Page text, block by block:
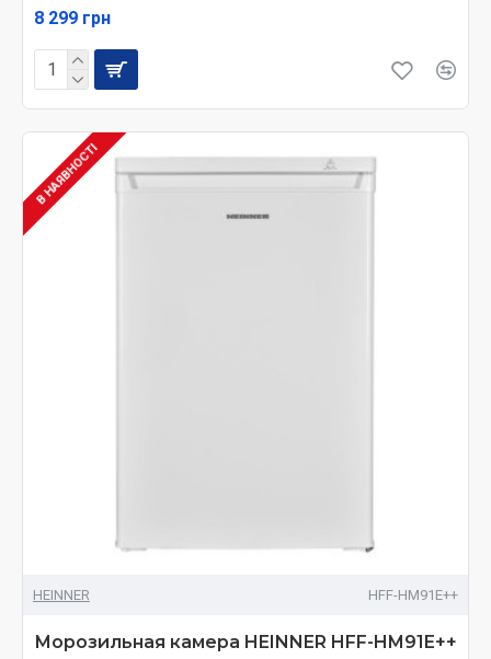
8 299 грн
В НАЯВНОСТІ
HEINNER HFF-HM91E++
Морозильная камера HEINNER HFF-HM91E++